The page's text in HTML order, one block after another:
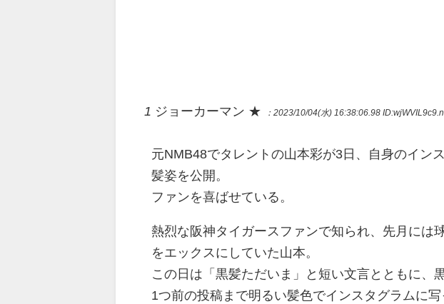
1 ジョーカーマン ★ ：2023/10/04(水) 16:38:06.98
元NMB48でタレントの山本彩が3日、自身のイン
髪姿を公開。
ファンを喜ばせている。
熱烈な阪神タイガースファンで知られ、先月には
をエックスにしていた山本。
この日は 「黒髪ただいま」と短い文言とともに、
1つ前の投稿まで明るい髪色でインスタグラムに写